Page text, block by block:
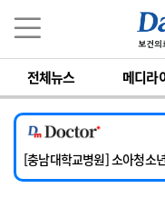
전체뉴스 메디라
[서울아산병원] 2026년 하
[영남대학교의료원] 마취통
[충남대학교병원] 소아청소
[동부병원] 계약직(응급의학